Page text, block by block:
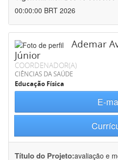
00:00:00 BRT 2026
Ademar
Júnior
COORDENADOR(A)
CIÊNCIAS DA SAÚDE
Educação Física
E-
Título do Projeto:avaliação e